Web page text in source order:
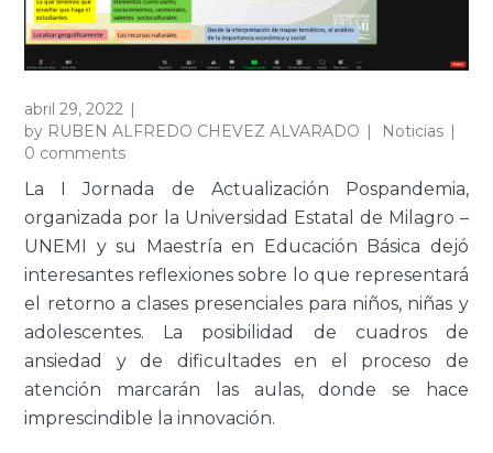
abril 29, 2022
by RUBEN ALFREDO CHEVEZ ALVARADO
Noticias
0 comments
La I Jornada de Actualización Pospandemia,
organizada por la Universidad Estatal de Milagro –
UNEMI y su Maestría en Educación Básica dejó
interesantes reflexiones sobre lo que representará
el retorno a clases presenciales para niños, niñas y
adolescentes. La posibilidad de cuadros de
ansiedad y de dificultades en el proceso de
atención marcarán las aulas, donde se hace
imprescindible la innovación.